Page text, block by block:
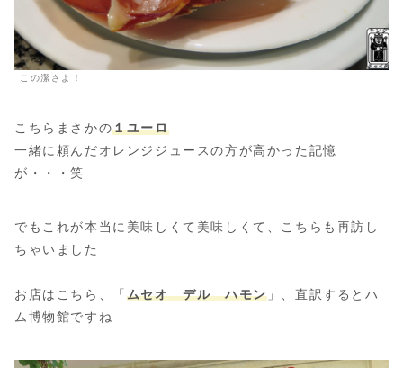
この潔さよ！
こちらまさかの１ユーロ
一緒に頼んだオレンジジュースの方が高かった記憶
が・・・笑
でもこれが本当に美味しくて美味しくて、こちらも再訪し
ちゃいました
お店はこちら、「 ムセオ デル ハモン」、直訳するとハ
ム博物館ですね